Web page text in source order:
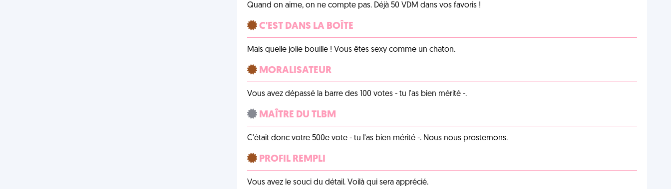
Quand on aime, on ne compte pas. Déjà 50 VDM dans vos favoris !
C'EST DANS LA BOÎTE
Mais quelle jolie bouille ! Vous êtes sexy comme un chaton.
MORALISATEUR
Vous avez dépassé la barre des 100 votes - tu l'as bien mérité -.
MAÎTRE DU TLBM
C'était donc votre 500e vote - tu l'as bien mérité -. Nous nous prosternons.
PROFIL REMPLI
Vous avez le souci du détail. Voilà qui sera apprécié.